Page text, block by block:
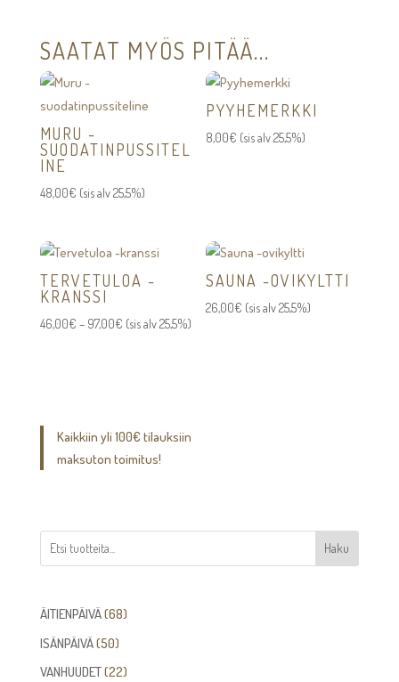
SAATAT MYÖS PITÄÄ...
MURU -
SUODATINPUSSITEL
INE
48,00€ (sis alv 25,5%)
PYYHEMERKKI
8,00€ (sis alv 25,5%)
TERVETULOA -
KRANSSI
46,00€ – 97,00€Hintaluokka:
(sis alv 25,5%)
SAUNA -OVIKYLTTI
26,00€ (sis alv 25,5%)
Kaikkiin yli 100€ tilauksiin
maksuton toimitus!
Haku
ÄITIENPÄIVÄ 6868
ISÄNPÄIVÄ 5050
tuotetta
VANHUUDET 2222